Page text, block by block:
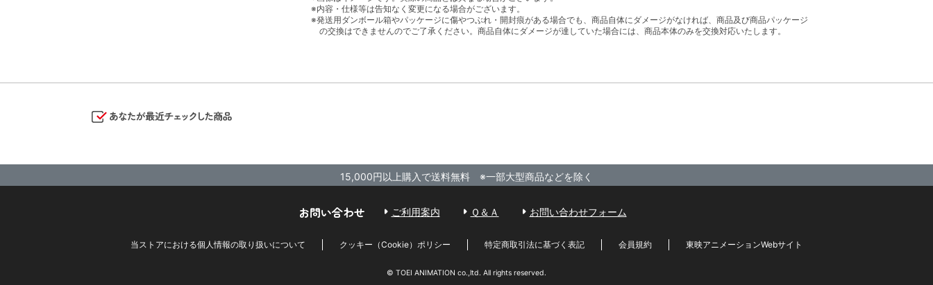
※内容・仕様等は告知なく変更になる場合がございます。
※発送用ダンボール箱やパッケージに傷やつぶれ・開封痕がある場合でも、商品自体にダメージがなければ、商品及び商品パッケージ
の交換はできませんのでご了承ください。商品自体にダメージが達していた場合には、商品本体のみを交換対応いたします。
15,000円以上購入で送料無料 ※一部大型商品などを除く
お問い合わせ ご利用案内 Ｑ＆Ａ お問い合わせフォーム
当ストアにおける個人情報の取り扱いについて クッキー（Cookie）ポリシー 特定商取引法に基づく表記 会員規約 東映アニメーションWebサイト
© TOEI ANIMATION co.,ltd. All rights reserved.